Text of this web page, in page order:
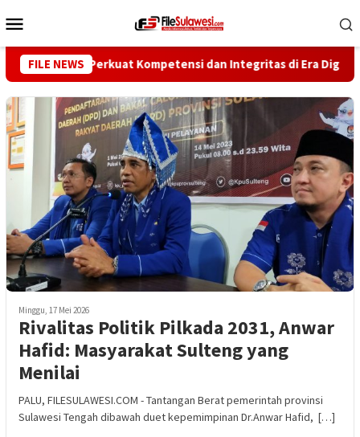
ke
Mobile
FILE NEWSPerkuat Kompetensi dan Integritas di Era Digital
Minggu, 17 Mei 2026
Rivalitas Politik Pilkada 2031, Anwar
Hafid: Masyarakat Sulteng yang
Menilai
PALU, FILESULAWESI.COM - Tantangan Berat pemerintah provinsi
Sulawesi Tengah dibawah duet kepemimpinan Dr.Anwar Hafid, […]